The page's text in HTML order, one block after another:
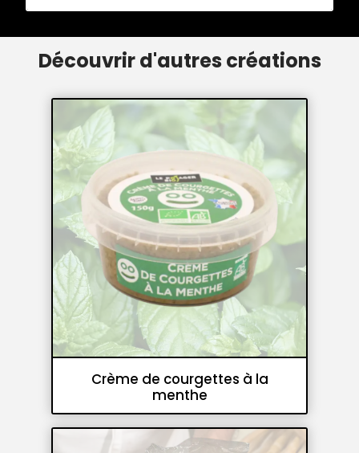
Découvrir d'autres créations
Crème de courgettes à la
menthe
Crèmes de légumes et pesto
Tartinables